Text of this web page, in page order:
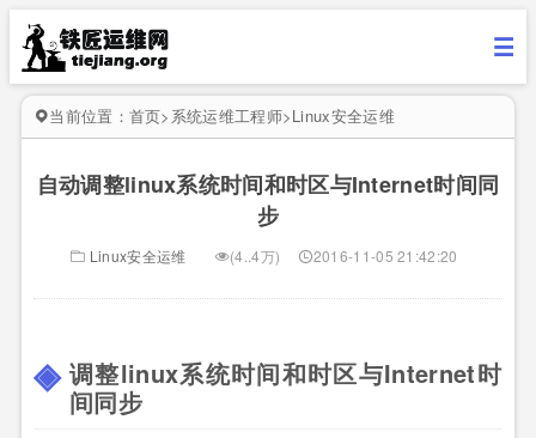
当前位置： 首页> 系统运维工程师>Linux安全运维
自动调整linux系统时间和时区与Internet时间同
步
Linux安全运维 (4..4万) 2016-11-05 21:42:20
调整linux系统时间和时区与Internet时
间同步